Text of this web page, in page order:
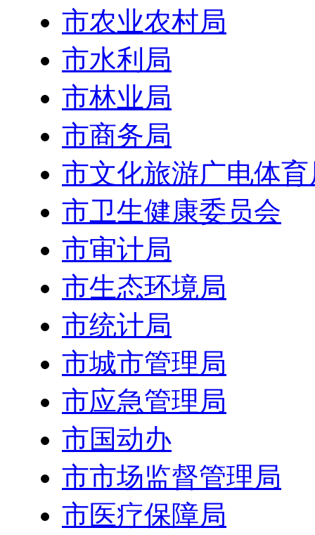
市农业农村局
市水利局
市林业局
市商务局
市文化旅游广电体育
市卫生健康委员会
市审计局
市生态环境局
市统计局
市城市管理局
市应急管理局
市国动办
市市场监督管理局
市医疗保障局